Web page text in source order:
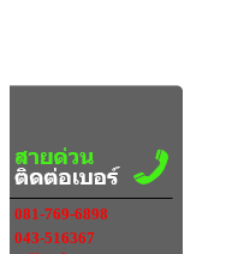
081-769-6898
043-516367